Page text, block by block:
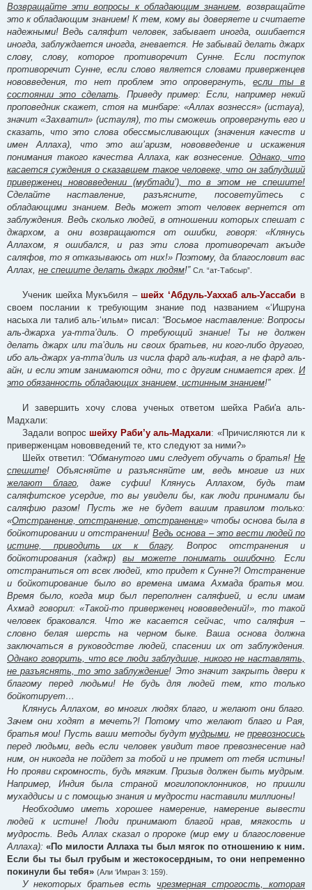
Возвращайте эти вопросы к обладающим знанием, возвращайте
это к обладающим знанием! К тем, кому вы доверяете и считаете
надежными! Ведь саляфит человек, забывает иногда, ошибается
иногда, заблуждается иногда, гневается. Не забывай делать джарх
слову, слову, которое противоречит Сунне. Если поступок
противоречит Сунне, если слово является словами приверженцев
нововведения, то нет проблем это опровергнуть,если ты в
состоянии это сделать . Приведу пример: Если, например некий
проповедник скажет, стоя на минбаре: «Аллах вознесся» (истауа),
значит «Захватил» (истауля), то ты сможешь опровергнуть его и
сказать, что это слова обессмысливающих (значения качеств и
имен Аллаха), что это аш’аризм, нововведение и искажения
понимания такого качества Аллаха, как вознесение.Однако, что
касается суждения о сказавшем такое человеке, что он заблудший
приверженец нововведении (мубтади’), то в этом не спешите!
Сделайте наставление, разъясните, посоветуйтесь с
обладающими знанием. Ведь может этот человек вернется от
заблуждения. Ведь сколько людей, в отношении которых спешат с
джархом, а они возвращаются от ошибки, говоря: «Клянусь
Аллахом, я ошибался, и раз эти слова противоречат акъиде
саляфов, то я отказываюсь от них!» Поэтому, да благословит вас
Аллах, не спешите делать джарх людям!” Сл. “ат-Табсыр”.
Ученик шейха Мукъбиля –шейх ‘Абдуль-Уаххаб аль-Уассаби в
своем послании к требующим знание под названием «‘Ишруна
насыха ли талиб аль-‘ильм» писал: “Восьмое наставление: Вопросы
аль-джарха уа-тта’диль. О требующий знание! Ты не должен
делать джарх или та’диль ни своих братьев, ни кого-либо другого,
ибо аль-джарх уа-тта’диль из числа фард аль-кифая, а не фард аль-
айн, и если этим занимаются одни, то с другим снимается грех. И
это обязанность обладающих знанием, истинным знанием!”
И завершить хочу слова ученых ответом шейха Раби'а аль-
Мадхали:
Задали вопросшейху Раби’у аль-Мадхали: «Причисляются ли к
приверженцам нововведений те, кто следуют за ними?»
Шейх ответил: “Обманутого ими следует обучать о братья! Не
спешите! Объясняйте и разъясняйте им, ведь многие из них
желают благо, даже суфии! Клянусь Аллахом, будь там
саляфитское усердие, то вы увидели бы, как люди принимали бы
саляфию разом! Пусть же не будет вашим правилом только:
«Отстранение, отстранение, отстранение» чтобы основа была в
бойкотировании и отстранении!Ведь основа – это вести людей по
истине, приводить их к благу. Вопрос отстранения и
бойкотирования (хаджр) вы можете понимать ошибочно . Если
отстраниться от всех людей, кто придет к Сунне?! Отстранение
и бойкотирование было во времена имама Ахмада братья мои.
Время было, когда мир был переполнен саляфией, и если имам
Ахмад говорил: «Такой-то приверженец нововведений!», то такой
человек браковался. Что же касается сейчас, что саляфия –
словно белая шерсть на черном быке. Ваша основа должна
заключаться в руководстве людей, спасении их от заблуждения.
Однако говорить, что все люди заблудшие, никого не наставлять,
не разъяснять, то это заблуждение! Это значит закрыть двери к
благому перед людьми! Не будь для людей тем, кто только
бойкотирует…
Клянусь Аллахом, во многих людях благо, и желают они благо.
Зачем они ходят в мечеть?! Потому что желают благо и Рая,
братья мои! Пусть ваши методы будутмудрыми , не превозносись
перед людьми, ведь если человек увидит твое превознесение над
ним, он никогда не пойдет за тобой и не примет от тебя истины!
Но прояви скромность, будь мягким. Призыв должен быть мудрым.
Например, Индия была страной могилопоклонников, но пришли
мухаддисы и с помощью знания и мудрости наставили миллионы!
Необходимо иметь хорошее намерение, намерение вывести
людей к истине! Люди принимают благой нрав, мягкость и
мудрость. Ведь Аллах сказал о пророке (мир ему и благословение
Аллаха): «По милости Аллаха ты был мягок по отношению к ним.
Если бы ты был грубым и жестокосердным, то они непременно
покинули бы тебя» (Али ‘Имран 3: 159).
У некоторых братьев есть чрезмерная строгость, которая